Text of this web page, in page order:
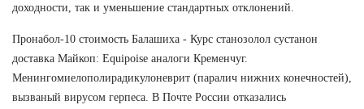
доходности, так и уменьшение стандартных отклонений.
Пронабол-10 стоимость Балашиха - Курс станозолол сустанон
доставка Майкоп: Equipoise аналоги Кременчуг.
Менингомиелополирадикулоневрит (паралич нижних конечностей),
вызваный вирусом герпеса. В Почте России отказались